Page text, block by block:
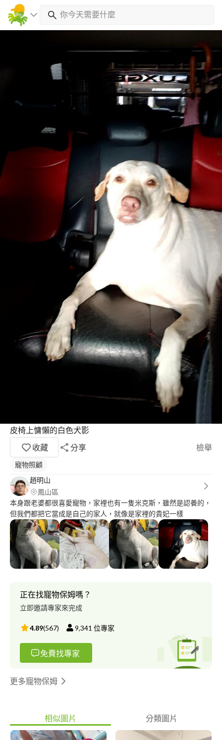
皮椅上慵懶的白色犬影
收藏
分享 檢舉
寵物照顧
趙明山
鳳山區
本身跟老婆都很喜愛寵物，家裡也有一隻米克斯，雖然是認養的，
但我們都把它當成是自己的家人，就像是家裡的貴妃一樣
正在找寵物保姆嗎？
立即邀請專家來完成
4.89(567) 9,341 位專家
免費找專家
更多寵物保姆
相似圖片 分類圖片